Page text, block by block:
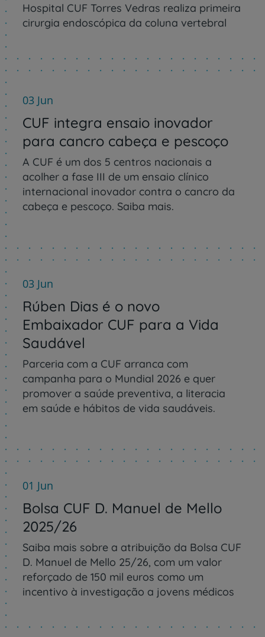
Hospital CUF Torres Vedras realiza primeira
cirurgia endoscópica da coluna vertebral
03 Jun
CUF integra ensaio inovador
para cancro cabeça e pescoço
A CUF é um dos 5 centros nacionais a
acolher a fase III de um ensaio clínico
internacional inovador contra o cancro da
cabeça e pescoço. Saiba mais.
03 Jun
Rúben Dias é o novo
Embaixador CUF para a Vida
Saudável
Parceria com a CUF arranca com
campanha para o Mundial 2026 e quer
promover a saúde preventiva, a literacia
em saúde e hábitos de vida saudáveis.
01 Jun
Bolsa CUF D. Manuel de Mello
2025/26
Saiba mais sobre a atribuição da Bolsa CUF
D. Manuel de Mello 25/26, com um valor
reforçado de 150 mil euros como um
incentivo à investigação a jovens médicos